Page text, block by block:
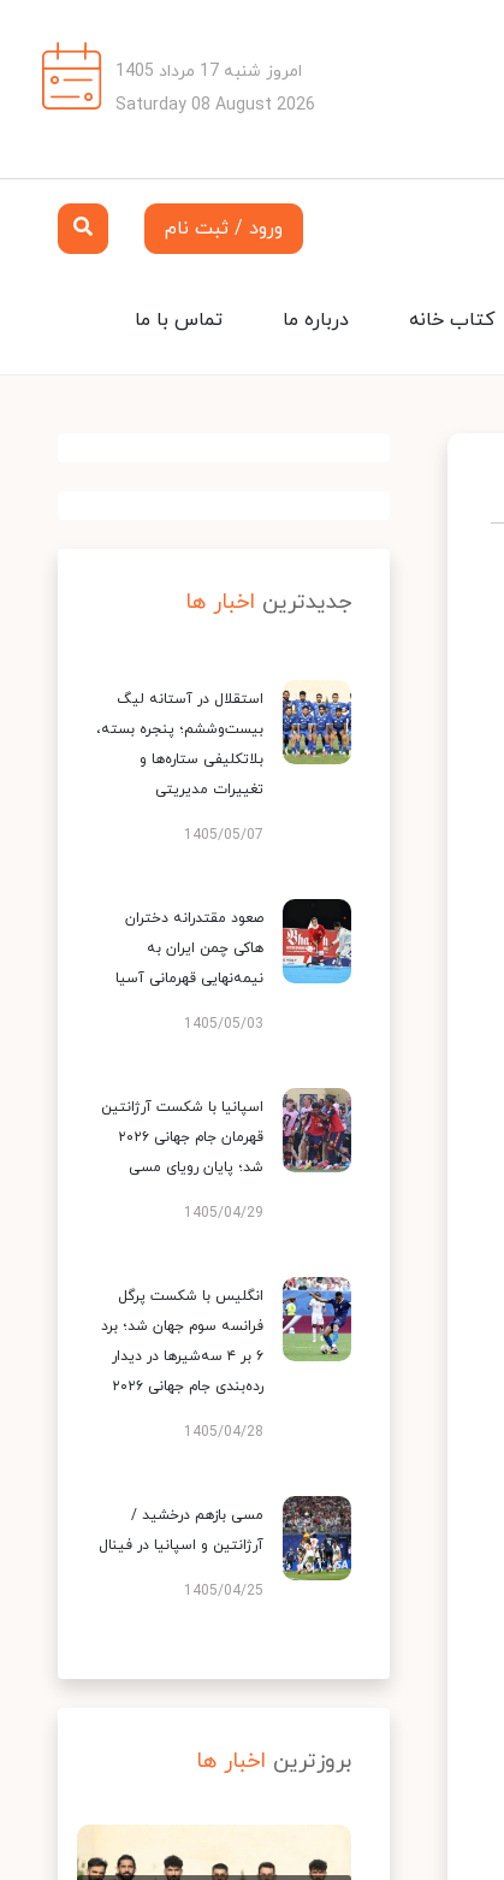
امروز شنبه 17 مرداد 1405
Saturday 08 August 2026
ورود / ثبت نام
تماس با ما درباره ما کتاب خانه
جدیدترین اخبار ها
استقلال در آستانه لیگ
بیست‌وششم؛ پنجره بسته،
بلاتکلیفی ستاره‌ها و
تغییرات مدیریتی
1405/05/07
صعود مقتدرانه دختران
هاکی چمن ایران به
نیمه‌نهایی قهرمانی آسیا
1405/05/03
اسپانیا با شکست آرژانتین
قهرمان جام جهانی ۲۰۲۶
شد؛ پایان رویای مسی
1405/04/29
انگلیس با شکست پرگل
فرانسه سوم جهان شد؛ برد
۶ بر ۴ سه‌شیرها در دیدار
رده‌بندی جام جهانی ۲۰۲۶
1405/04/28
مسی بازهم درخشید /
آرژانتین و اسپانیا در فینال
1405/04/25
بروزترین اخبار ها